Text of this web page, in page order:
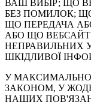
ВАШ ВИБІР; ЩО
БЕЗ ПОМИЛОК;
ЩО ПЕРЕДАЧА
АБО ЩО
НЕПРАВИЛЬНИХ
ШКІДЛИВОЇ
У
ЗАКОНОМ, У
НАШИХ